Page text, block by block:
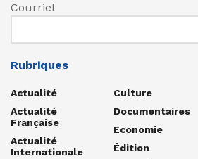
Courriel
Rubriques
Actualité
Actualité
Française
Actualité
Internationale
Culture
Documentaires
Economie
Édition